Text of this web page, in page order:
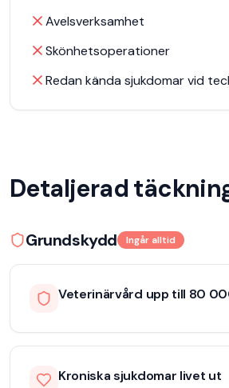
Avelsverksamhet
Skönhetsoperationer
Redan kända sjukdomar vid
Detaljerad
Grundskydd Ingår alltid
Veterinärvård upp till 80
Kroniska sjukdomar livet ut